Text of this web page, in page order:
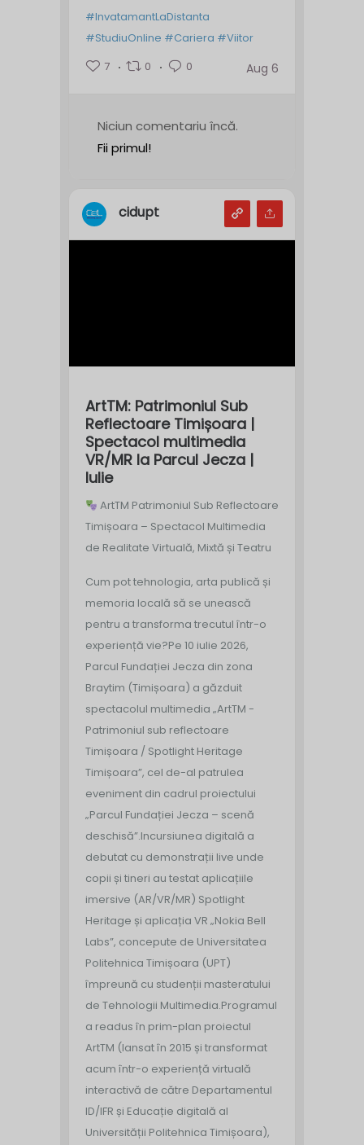
#InvatamantLaDistanta
#StudiuOnline #Cariera #Viitor
7
0 0 Aug 6
Niciun comentariu încă.
Fii primul!
cidupt
ArtTM: Patrimoniul Sub
Reflectoare Timișoara |
Spectacol multimedia
VR/MR la Parcul Jecza |
Iulie
ArtTM Patrimoniul Sub Reflectoare
Timișoara – Spectacol Multimedia
de Realitate Virtuală, Mixtă și Teatru
Cum pot tehnologia, arta publică și
memoria locală să se unească
pentru a transforma trecutul într-o
experiență vie?Pe 10 iulie 2026,
Parcul Fundației Jecza din zona
Braytim (Timișoara) a găzduit
spectacolul multimedia „ArtTM -
Patrimoniul sub reflectoare
Timișoara / Spotlight Heritage
Timișoara”, cel de-al patrulea
eveniment din cadrul proiectului
„Parcul Fundației Jecza – scenă
deschisă”.Incursiunea digitală a
debutat cu demonstrații live unde
copii și tineri au testat aplicațiile
imersive (AR/VR/MR) Spotlight
Heritage și aplicația VR „Nokia Bell
Labs”, concepute de Universitatea
Politehnica Timișoara (UPT)
împreună cu studenții masteratului
de Tehnologii Multimedia.Programul
a readus în prim-plan proiectul
ArtTM (lansat în 2015 și transformat
acum într-o experiență virtuală
interactivă de către Departamentul
ID/IFR și Educație digitală al
Universității Politehnica Timișoara),